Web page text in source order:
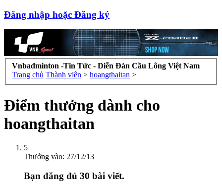
Đăng nhập hoặc Đăng ký
Vnbadminton -Tin Tức - Diễn Đàn Cầu Lông Việt Nam
Trang chủ Thành viên > hoangthaitan >
Điểm thưởng dành cho
hoangthaitan
5
Thưởng vào: 27/12/13
Bạn đăng đủ 30 bài viết.